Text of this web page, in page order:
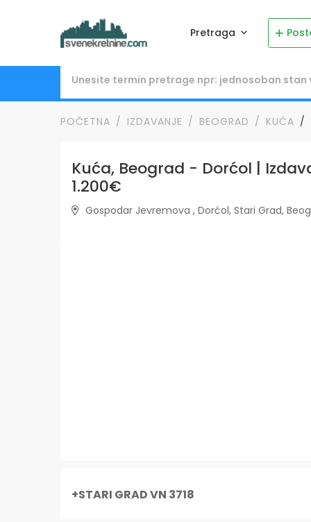
Pretraga
POČETNA IZDAVANJE BEOGRAD KUĆA
Kuća, Beograd - Dorćol |
1.200€
Gospodar Jevremova , Dorćol, Stari Grad,
+STARI GRAD VN 3718